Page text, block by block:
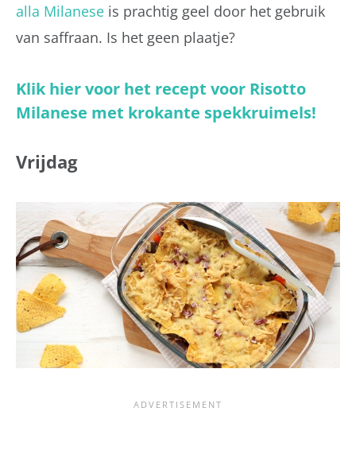
alla Milanese is prachtig geel door het gebruik
van saffraan. Is het geen plaatje?
Klik hier voor het recept voor Risotto
Milanese met krokante spekkruimels!
Vrijdag